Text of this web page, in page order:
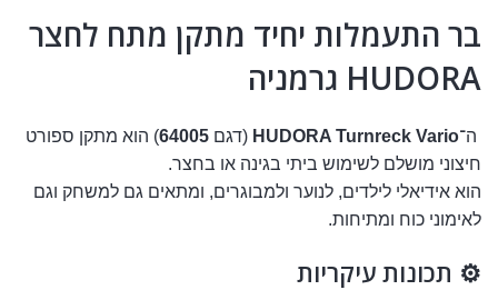
בר התעמלות יחיד מתקן מתח לחצר
HUDORA גרמניה
ה־HUDORA Turnreck Vario (דגם 64005) הוא מתקן ספורט
חיצוני מושלם לשימוש ביתי בגינה או בחצר.
הוא אידיאלי לילדים, לנוער ולמבוגרים, ומתאים גם למשחק וגם
לאימוני כוח ומתיחות.
⚙️ תכונות עיקריות